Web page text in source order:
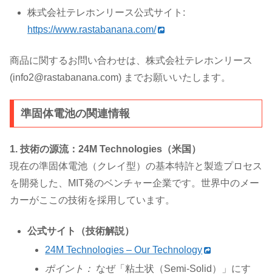
株式会社テレホンリース公式サイト:
https://www.rastabanana.com/
商品に関するお問い合わせは、株式会社テレホンリース
(info2@rastabanana.com) までお願いいたします。
準固体電池の関連情報
1. 技術の源流：24M Technologies（米国）
現在の準固体電池（クレイ型）の基本特許と製造プロセス
を開発した、MIT発のベンチャー企業です。世界中のメー
カーがここの技術を採用しています。
公式サイト（技術解説）
24M Technologies – Our Technology
ポイント： なぜ「粘土状（Semi-Solid）」にす